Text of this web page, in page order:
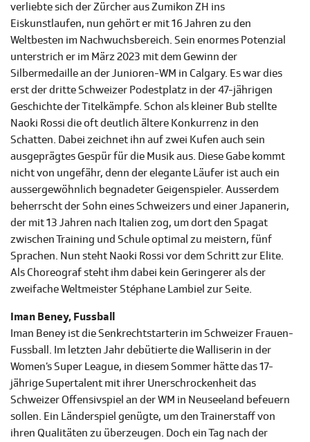
verliebte sich der Zürcher aus Zumikon ZH ins
Eiskunstlaufen, nun gehört er mit 16 Jahren zu den
Weltbesten im Nachwuchsbereich. Sein enormes Potenzial
unterstrich er im März 2023 mit dem Gewinn der
Silbermedaille an der Junioren-WM in Calgary. Es war dies
erst der dritte Schweizer Podestplatz in der 47-jährigen
Geschichte der Titelkämpfe. Schon als kleiner Bub stellte
Naoki Rossi die oft deutlich ältere Konkurrenz in den
Schatten. Dabei zeichnet ihn auf zwei Kufen auch sein
ausgeprägtes Gespür für die Musik aus. Diese Gabe kommt
nicht von ungefähr, denn der elegante Läufer ist auch ein
aussergewöhnlich begnadeter Geigenspieler. Ausserdem
beherrscht der Sohn eines Schweizers und einer Japanerin,
der mit 13 Jahren nach Italien zog, um dort den Spagat
zwischen Training und Schule optimal zu meistern, fünf
Sprachen. Nun steht Naoki Rossi vor dem Schritt zur Elite.
Als Choreograf steht ihm dabei kein Geringerer als der
zweifache Weltmeister Stéphane Lambiel zur Seite.
Iman Beney, Fussball
Iman Beney ist die Senkrechtstarterin im Schweizer Frauen-
Fussball. Im letzten Jahr debütierte die Walliserin in der
Women’s Super League, in diesem Sommer hätte das 17-
jährige Supertalent mit ihrer Unerschrockenheit das
Schweizer Offensivspiel an der WM in Neuseeland befeuern
sollen. Ein Länderspiel genügte, um den Trainerstaff von
ihren Qualitäten zu überzeugen. Doch ein Tag nach der